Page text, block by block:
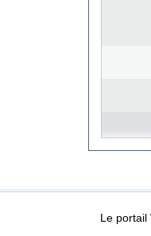
Conditions d’utilisation
Le portail